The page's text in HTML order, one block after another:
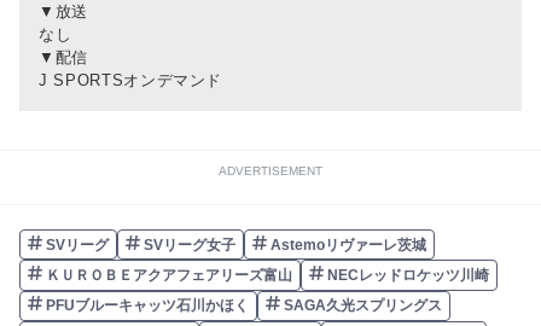
▼放送
なし
▼配信
J SPORTSオンデマンド
ADVERTISEMENT
SVリーグ SVリーグ女子
Astemoリヴァーレ茨城
ＫＵＲＯＢＥアクアフェアリーズ富山
NECレッドロケッツ川崎
PFUブルーキャッツ石川かほく
SAGA久光スプリングス